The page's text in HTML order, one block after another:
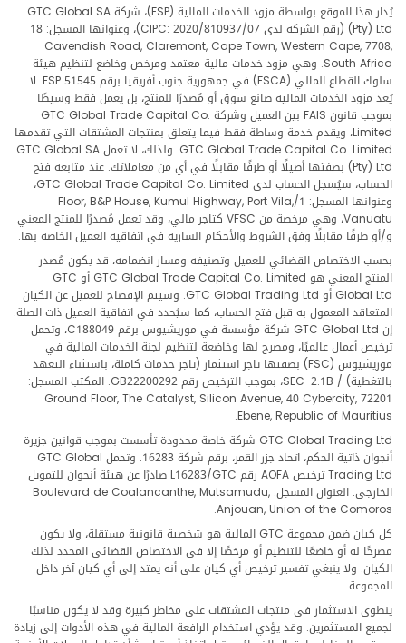
يُدار هذا الموقع بواسطة مزود الخدمات المالية (FSP)، شركة GTC Global SA
(Pty) Ltd (رقم الشركة لدى CIPC: 2020/810937/07)، وعنوانها المسجل: 18
Cavendish Road, Claremont, Cape Town, Western Cape, 7708,
South Africa. وهي مزود خدمات مالية معتمد ومرخص وخاضع لتنظيم هيئة
سلوك القطاع المالي (FSCA) في جمهورية جنوب أفريقيا برقم FSP 51545. لا
يُعد مزود الخدمات المالية صانع سوق أو مُصدرًا للمنتج، بل يعمل فقط وسيطًا
بموجب قانون FAIS بين العميل وشركة GTC Global Trade Capital Co.
Limited، ويقدم خدمة وساطة فقط فيما يتعلق بمنتجات المشتقات التي تقدمها
GTC Global Trade Capital Co. Limited. ولذلك، لا تعمل GTC Global SA
(Pty) Ltd بصفتها أصيلًا أو طرفًا مقابلًا في أي من معاملاتك. عند متابعة فتح
الحساب، سيُسجل الحساب لدى GTC Global Trade Capital Co. Limited،
وعنوانها المسجل: 1/Floor, B&P House, Kumul Highway, Port Vila,
Vanuatu، وهي مرخصة من VFSC كتاجر مالي، وقد تعمل مُصدرًا للمنتج المعني
و/أو طرفًا مقابلًا وفق الشروط والأحكام السارية في اتفاقية العميل الخاصة بها.
بحسب الاختصاص القضائي للعميل وتصنيفه ومسار انضمامه، قد يكون مُصدر
المنتج المعني هو GTC Global Trade Capital Co. Limited أو GTC
Global Ltd أو GTC Global Trading Ltd. وسيتم الإفصاح للعميل عن الكيان
المتعاقد المعمول به قبل فتح الحساب، كما سيُحدد في اتفاقية العميل ذات الصلة.
إن GTC Global Ltd شركة مؤسسة في موريشيوس برقم C188049، وتحمل
ترخيص أعمال عالميًا، ومصرح لها وخاضعة لتنظيم لجنة الخدمات المالية في
موريشيوس (FSC) بصفتها تاجر استثمار (تاجر خدمات كاملة، باستثناء التعهد
بالتغطية) / SEC-2.1B، بموجب الترخيص رقم GB22200292. المكتب المسجل:
Ground Floor, The Catalyst, Silicon Avenue, 40 Cybercity, 72201
Ebene, Republic of Mauritius.
GTC Global Trading Ltd شركة خاصة محدودة تأسست بموجب قوانين جزيرة
أنجوان ذاتية الحكم، اتحاد جزر القمر، برقم شركة 16283. وتحمل GTC Global
Trading Ltd ترخيص AOFA رقم L16283/GTC صادرًا عن هيئة أنجوان للتمويل
الخارجي. العنوان المسجل: Boulevard de Coalancanthe, Mutsamudu,
Anjouan, Union of the Comoros.
كل كيان ضمن مجموعة GTC المالية هو شخصية قانونية مستقلة، ولا يكون
مصرحًا له أو خاضعًا للتنظيم أو مرخصًا إلا في الاختصاص القضائي المحدد لذلك
الكيان. ولا ينبغي تفسير ترخيص أي كيان على أنه يمتد إلى أي كيان آخر داخل
المجموعة.
ينطوي الاستثمار في منتجات المشتقات على مخاطر كبيرة وقد لا يكون مناسبًا
لجميع المستثمرين. وقد يؤدي استخدام الرافعة المالية في هذه الأدوات إلى زيادة